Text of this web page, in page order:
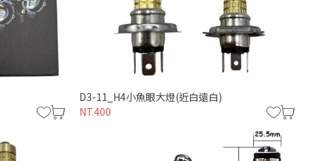
D3-11_H4小魚眼大燈(近白遠白)
NT.400